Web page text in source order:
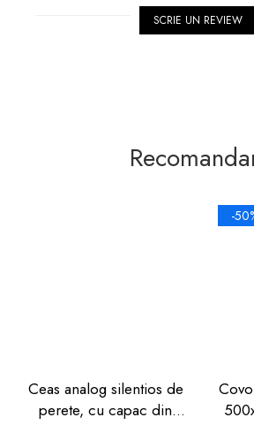
SCRIE UN REVIEW
Ceas analog silentios de
perete, cu capac din
-